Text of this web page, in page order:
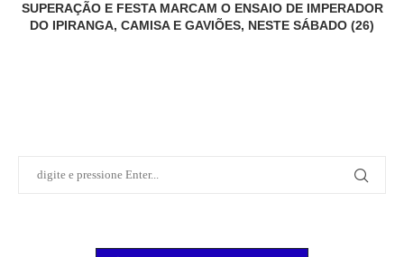
SUPERAÇÃO E FESTA MARCAM O ENSAIO DE IMPERADOR
DO IPIRANGA, CAMISA E GAVIÕES, NESTE SÁBADO (26)